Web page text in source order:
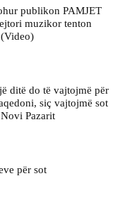
publikon PAMJET
muzikor tenton
ditë do të vajtojmë për
siç vajtojmë sot
Pazarit
për sot